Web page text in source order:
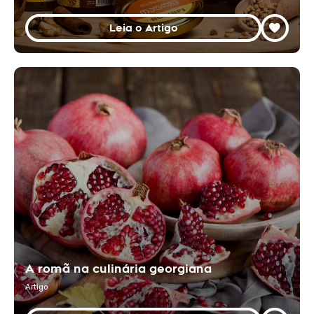
Leia o Artigo
A romã na culinária georgiana
Artigo